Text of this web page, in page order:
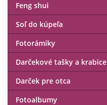
Feng shui
Soľ do kúpeľa
Fotorámiky
Darčekové tašky a krabice
Darček pre otca
Fotoalbumy